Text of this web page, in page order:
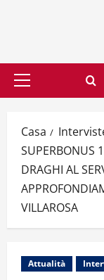
Menù
Casa
SUPERBONUS
DRAGHI AL
VILLAROSA
Attualità